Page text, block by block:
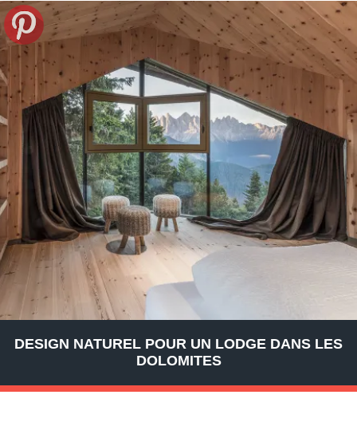
DESIGN NATUREL POUR UN LODGE DANS LES
DOLOMITES